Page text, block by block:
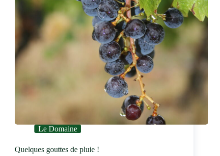
Le Domaine
Quelques gouttes de pluie !